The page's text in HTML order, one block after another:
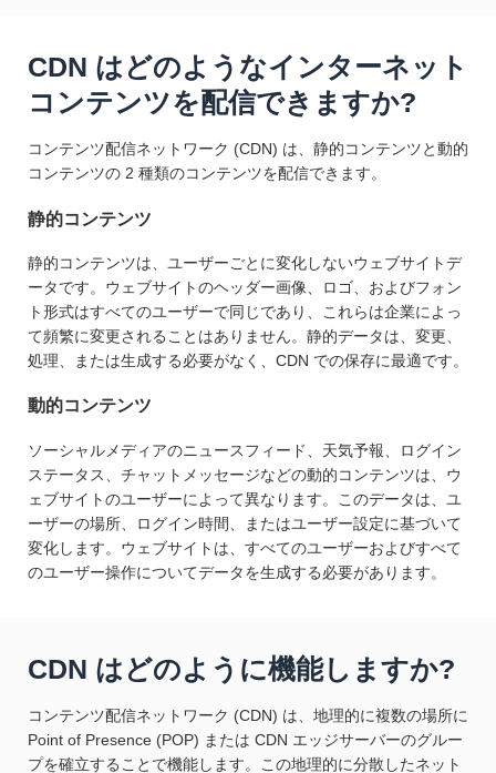
CDN はどのようなインターネット
コンテンツを配信できますか?
コンテンツ配信ネットワーク (CDN) は、静的コンテンツと動的
コンテンツの 2 種類のコンテンツを配信できます。
静的コンテンツ
静的コンテンツは、ユーザーごとに変化しないウェブサイトデ
ータです。ウェブサイトのヘッダー画像、ロゴ、およびフォン
ト形式はすべてのユーザーで同じであり、これらは企業によっ
て頻繁に変更されることはありません。静的データは、変更、
処理、または生成する必要がなく、CDN での保存に最適です。
動的コンテンツ
ソーシャルメディアのニュースフィード、天気予報、ログイン
ステータス、チャットメッセージなどの動的コンテンツは、ウ
ェブサイトのユーザーによって異なります。このデータは、ユ
ーザーの場所、ログイン時間、またはユーザー設定に基づいて
変化します。ウェブサイトは、すべてのユーザーおよびすべて
のユーザー操作についてデータを生成する必要があります。
CDN はどのように機能しますか?
コンテンツ配信ネットワーク (CDN) は、地理的に複数の場所に
Point of Presence (POP) または CDN エッジサーバーのグルー
プを確立することで機能します。この地理的に分散したネット